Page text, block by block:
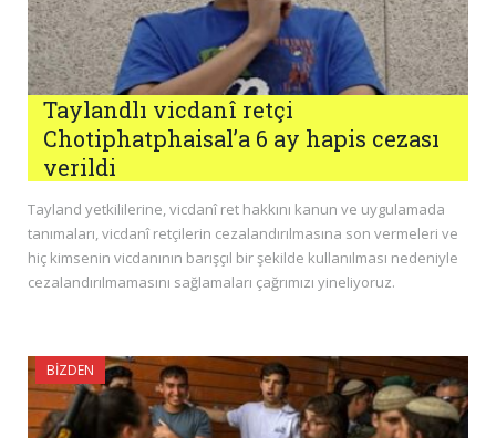
Taylandlı vicdanî retçi
Chotiphatphaisal’a 6 ay hapis cezası
verildi
Tayland yetkililerine, vicdanî ret hakkını kanun ve uygulamada
tanımaları, vicdanî retçilerin cezalandırılmasına son vermeleri ve
hiç kimsenin vicdanının barışçıl bir şekilde kullanılması nedeniyle
cezalandırılmamasını sağlamaları çağrımızı yineliyoruz.
BIZDEN